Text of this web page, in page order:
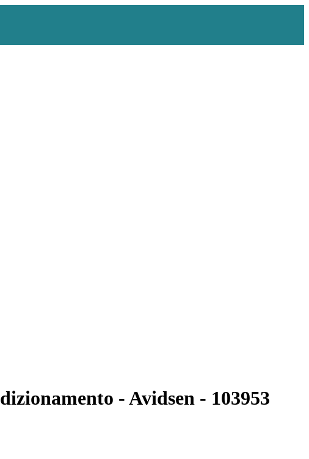
- Avidsen - 103953